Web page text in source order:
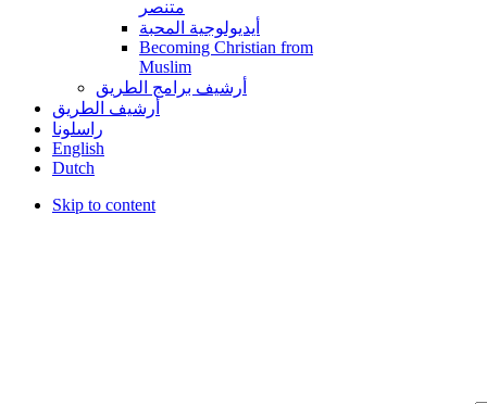
متنصر
أيديولوجية المحبة
Becoming Christian from
Muslim
أرشيف برامج الطريق
أرشيف الطريق
راسلونا
English
Dutch
Skip to content